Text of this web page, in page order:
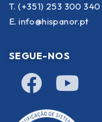
T. (+351) 253 300 340
E. info@hispanor.pt
SEGUE-NOS